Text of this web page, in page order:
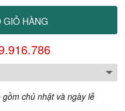
GIỎ HÀNG
chủ nhật và ngày lễ